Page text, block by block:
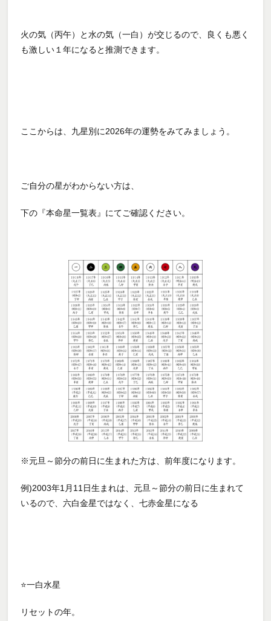
火の気（丙午）と水の気（一白）が交じるので、良くも悪く
も激しい１年になると推測できます。
ここからは、九星別に2026年の運勢をみてみましょう。
ご自分の星がわからない方は、
下の『本命星一覧表』にてご確認ください。
※元旦～節分の前日に生まれた方は、前年度になります。
例)2003年1月11日生まれは、元旦～節分の前日に生まれて
いるので、六白金星ではなく、七赤金星になる
⭐一白水星
リセットの年。